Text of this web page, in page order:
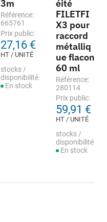
3m
Référence:
665761
Prix public:
27,16 €
HT / UNITÉ
stocks /
disponibilité
En stock
éité
FILETFI
X3 pour
raccord
métalliq
ue flacon
60 ml
Référence:
280114
Prix public:
59,91 €
HT / UNITÉ
stocks /
disponibilité
En stock